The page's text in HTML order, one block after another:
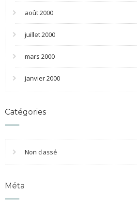
août 2000
juillet 2000
mars 2000
janvier 2000
Catégories
Non classé
Méta